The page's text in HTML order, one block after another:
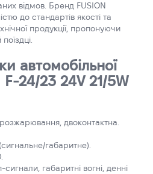
відмов. Бренд FUSION
до стандартів якості та
продукції, пропонуючи
автомобільної
24/23 24V 21/5W
двоконтактна.
габаритне).
габаритні вогні, денні